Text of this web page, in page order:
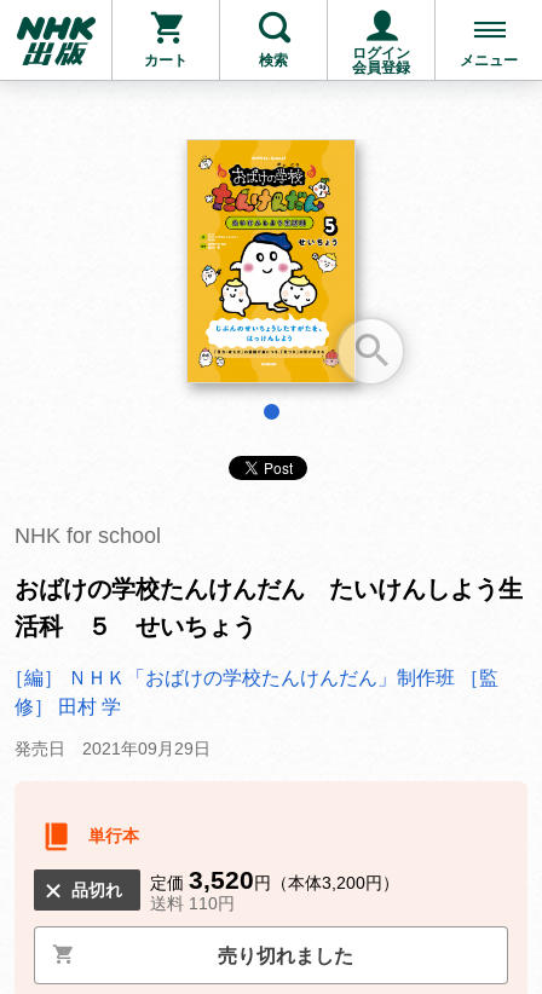
カート 検索
ログイン
会員登録
メニュー
お支払いに進む
他にも商品を買う
NHK for school
おばけの学校たんけんだん たいけんしよう生
活科 ５ せいちょう
［編］ ＮＨＫ「おばけの学校たんけんだん」制作班
［監
修］ 田村 学
発売日 2021年09月29日
単行本
品切れ 定価 3,520円（本体3,200円）
送料 110円
売り切れました